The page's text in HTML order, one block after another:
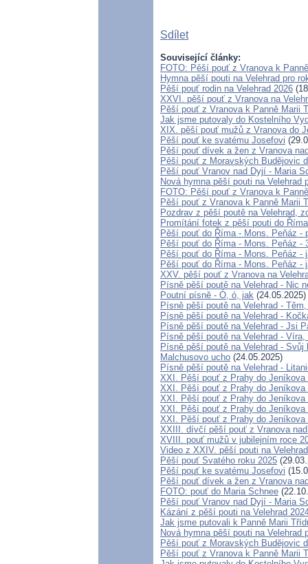
Sdílet
Související články:
FOTO: Pěší pouť z Vranova k
Hymna pěší pouti na Velehrad pro
Pěší pouť rodin na Velehrad 2026
XXVI. pěší pouť z Vranova na
Pěší pouť z Vranova k Panně Marii
Jak jsme putovaly do Kostelního
XIX. pěší pouť mužů z Vranova do
Pěší pouť ke svatému Josefovi
Pěší pouť dívek a žen z Vranova
Pěší pouť z Moravských Budějovic
Pěší pouť Vranov nad Dyjí - Maria
Nová hymna pěší pouti na Velehrad
FOTO: Pěší pouť z Vranova k
Pěší pouť z Vranova k Panně Marii
Pozdrav z pěší poutě na Velehrad,
Promítání fotek z pěší pouti do
Pěší pouť do Říma - Mons. Peňáz -
Pěší pouť do Říma - Mons. Peňáz
Pěší pouť do Říma - Mons. Peňáz -
Pěší pouť do Říma - Mons. Peňáz -
XXV. pěší pouť z Vranova na
Písně pěší poutě na Velehrad - Nic
Poutní písně - Ó, ó, jak (24.05.2025)
Písně pěší poutě na Velehrad -
Písně pěší poutě na Velehrad -
Písně pěší poutě na Velehrad - Jsi
Písně pěší poutě na Velehrad -
Písně pěší poutě na Velehrad - Svůj
Malchusovo ucho (24.05.2025)
Písně pěší poutě na Velehrad -
XXI. Pěší pouť z Prahy do Jeníkova
XXI. Pěší pouť z Prahy do Jeníkova
XXI. Pěší pouť z Prahy do Jeníkova
XXI. Pěší pouť z Prahy do Jeníkova
XXI. Pěší pouť z Prahy do Jeníkova
XXIII. dívčí pěší pouť z Vranova
XVIII. pouť mužů v jubilejním roce
Video z XXIV. pěší pouti na Velehrad
Pěší pouť Svatého roku 2025
Pěší pouť ke svatému Josefovi
Pěší pouť dívek a žen z Vranova
FOTO: pouť do Maria Schnee
Pěší pouť Vranov nad Dyjí - Maria
Kázání z pěší pouti na Velehrad
Jak jsme putovali k Panně Marii
Nová hymna pěší pouti na Velehrad
Pěší pouť z Moravských Budějovic
Pěší pouť z Vranova k Panně Marii